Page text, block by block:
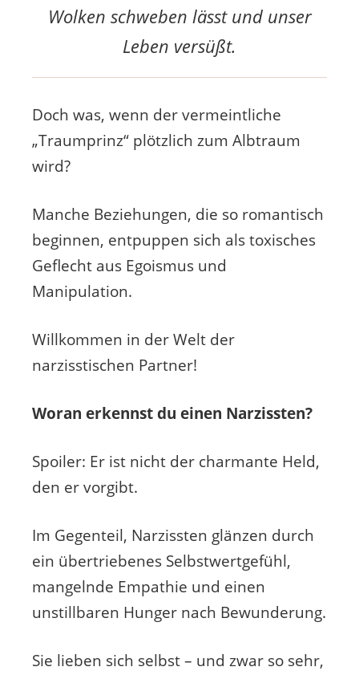
Wolken schweben lässt und unser
Leben versüßt.
Doch was, wenn der vermeintliche
„Traumprinz“ plötzlich zum Albtraum
wird?
Manche Beziehungen, die so romantisch
beginnen, entpuppen sich als toxisches
Geflecht aus Egoismus und
Manipulation.
Willkommen in der Welt der
narzisstischen Partner!
Woran erkennst du einen Narzissten?
Spoiler: Er ist nicht der charmante Held,
den er vorgibt.
Im Gegenteil, Narzissten glänzen durch
ein übertriebenes Selbstwertgefühl,
mangelnde Empathie und einen
unstillbaren Hunger nach Bewunderung.
Sie lieben sich selbst – und zwar so sehr,